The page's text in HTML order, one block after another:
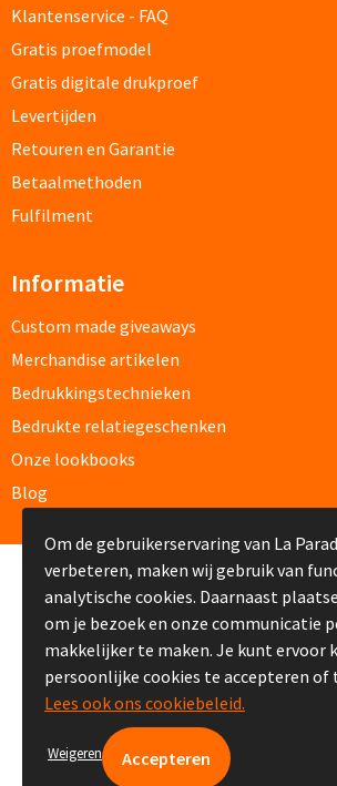
Agenda's bedrukken
Bureau onderleggers bedrukken
Bureaulampen bedrukken
Linialen bedrukken
Pen etui's bedrukken
Pennenhouders bedrukken
Paraplu's & Poncho's
Paraplu's
Handmatige paraplu's bedrukken
Automatische paraplu's bedrukken
Stormparaplu's bedrukken
Klantenservice - FAQ
Gratis proefmodel
Gratis digitale drukproef
Levertijden
Retouren en Garantie
Betaalmethoden
Fulfilment
Informatie
Custom made giveaways
Merchandise artikelen
Bedrukkingstechnieken
Bedrukte relatiegeschenken
Onze lookbooks
Blog
© Copyright La Parada 2008-
Om de gebruikerservaring van La
verbeteren, maken wij gebruik van
analytische cookies. Daarnaast
om je bezoek en onze communicatie
makkelijker te maken. Je kunt ervoor
persoonlijke cookies te accepteren of
Lees ook ons cookiebeleid.
Weigeren